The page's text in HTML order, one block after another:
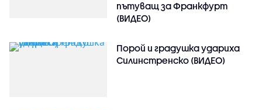
пътуващ за Франкфурт
(ВИДЕО)
Порой и градушка удариха
Силинстренско (ВИДЕО)